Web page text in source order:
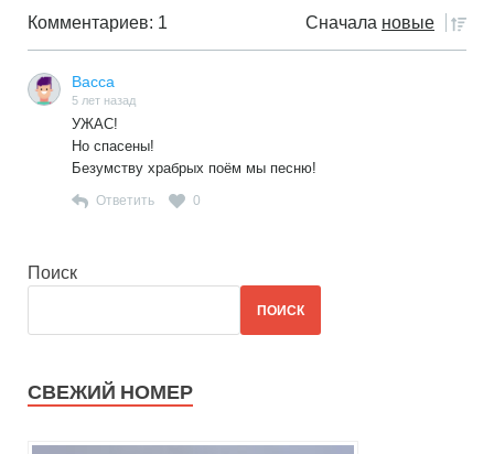
Комментариев: 1 Сначала новые
Васса
5 лет назад
УЖАС!
Но спасены!
Безумству храбрых поём мы песню!
Ответить 0
Поиск
ПОИСК
СВЕЖИЙ НОМЕР